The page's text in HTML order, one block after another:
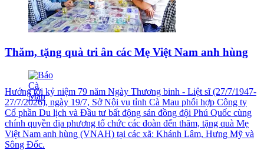
Thăm, tặng quà tri ân các Mẹ Việt Nam anh hùng
Hướng tới kỷ niệm 79 năm Ngày Thương binh - Liệt sĩ (27/7/1947-
27/7/2026), ngày 19/7, Sở Nội vụ tỉnh Cà Mau phối hợp Công ty
Cổ phần Du lịch và Đầu tư bất động sản đồng đội Phú Quốc cùng
chính quyền địa phương tổ chức các đoàn đến thăm, tặng quà Mẹ
Việt Nam anh hùng (VNAH) tại các xã: Khánh Lâm, Hưng Mỹ và
Sông Đốc.